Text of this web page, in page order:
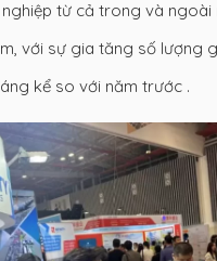
từ cả trong và ngoài
với sự gia tăng số lượng
kể so với năm trước .